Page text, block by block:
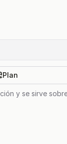
Plan
y se sirve